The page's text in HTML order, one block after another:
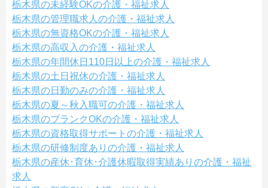
栃木県の未経験OKの介護・福祉求人
栃木県の管理職求人の介護・福祉求人
栃木県の無資格OKの介護・福祉求人
栃木県の高収入の介護・福祉求人
栃木県の年間休日110日以上の介護・福祉求人
栃木県の土日祝休の介護・福祉求人
栃木県の日勤のみの介護・福祉求人
栃木県の夏～秋入職可の介護・福祉求人
栃木県のブランクOKの介護・福祉求人
栃木県の資格取得サポートの介護・福祉求人
栃木県の研修制度ありの介護・福祉求人
栃木県の産休･育休･介護休暇取得実績ありの介護・福祉
求人